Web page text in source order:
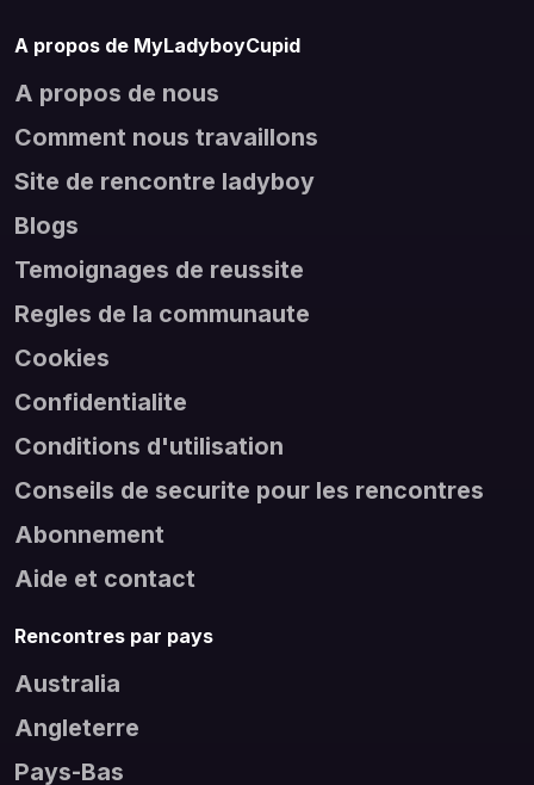
A propos de MyLadyboyCupid
A propos de nous
Comment nous travaillons
Site de rencontre ladyboy
Blogs
Temoignages de reussite
Regles de la communaute
Cookies
Confidentialite
Conditions d'utilisation
Conseils de securite pour les rencontres
Abonnement
Aide et contact
Rencontres par pays
Australia
Angleterre
Pays-Bas